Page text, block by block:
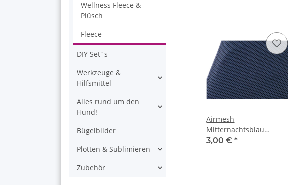
Airmesh
Mitternachtsblau
10x100cm
3,00 €*
Wellness Fleece &
Plüsch
Fleece
DIY Set´s
Werkzeuge &
Hilfsmittel
Alles rund um den
Hund!
Bügelbilder
Plotten & Sublimieren
Zubehör